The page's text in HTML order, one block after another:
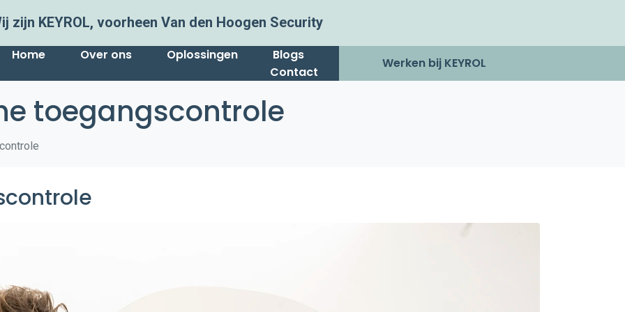
zijn KEYROL, voorheen Van den Hoogen Security
Home Over ons Oplossingen
Blogs
Contact
Werken bij KEYROL
toegangscontrole